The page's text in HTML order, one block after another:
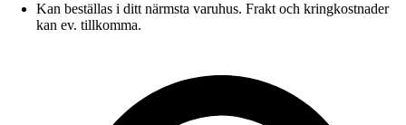
Kan beställas i ditt närmsta varuhus. Frakt och kringkostnader
kan ev. tillkomma.